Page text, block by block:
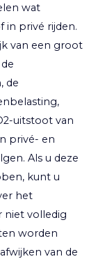
wat
in privé rijden.
van een groot
de
uitstoot van
privé- en
Als u deze
kunt u
het
niet volledig
worden
van de